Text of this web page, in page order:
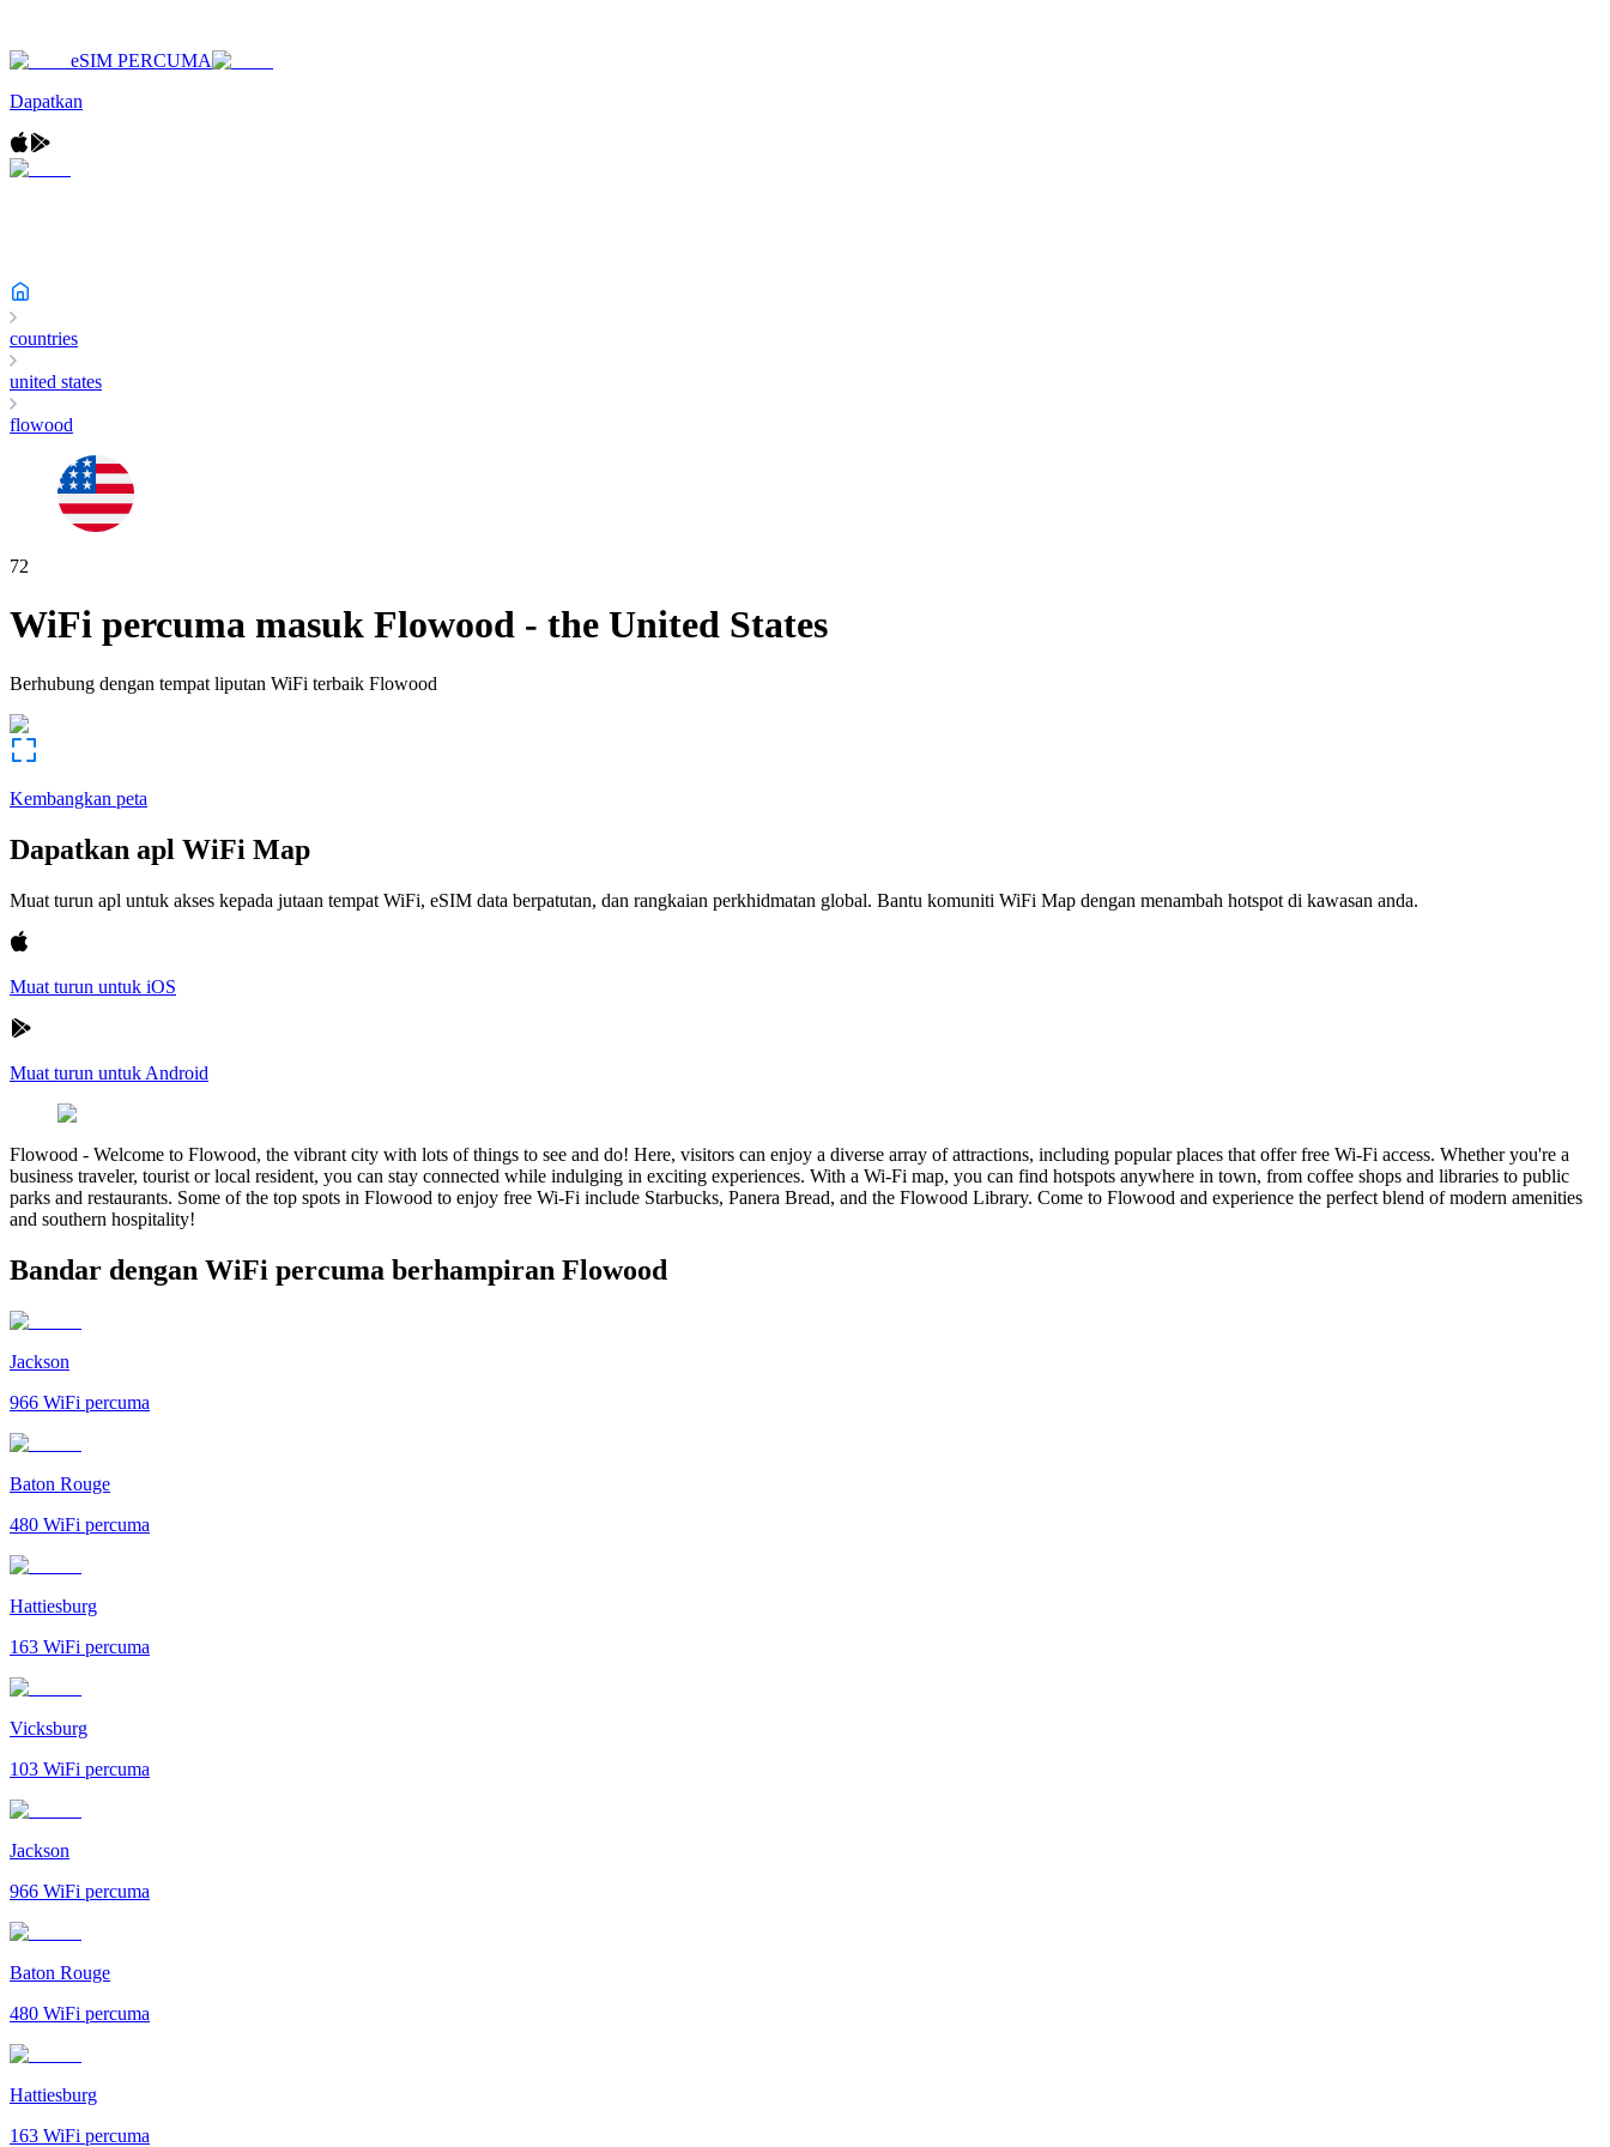
eSIM PERCUMA
Dapatkan
countries
united states
flowood
72
WiFi percuma masuk Flowood - the United States
Berhubung dengan tempat liputan WiFi terbaik Flowood
Kembangkan peta
Dapatkan apl WiFi Map
Muat turun apl untuk akses kepada jutaan tempat WiFi, eSIM data berpatutan, dan rangkaian perkhidmatan global. Bantu komuniti WiFi Map dengan menambah hotspot di kawasan anda.
Muat turun untuk iOS
Muat turun untuk Android
Flowood - Welcome to Flowood, the vibrant city with lots of things to see and do! Here, visitors can enjoy a diverse array of attractions, including popular places that offer free Wi-Fi access. Whether you're a
business traveler, tourist or local resident, you can stay connected while indulging in exciting experiences. With a Wi-Fi map, you can find hotspots anywhere in town, from coffee shops and libraries to public
parks and restaurants. Some of the top spots in Flowood to enjoy free Wi-Fi include Starbucks, Panera Bread, and the Flowood Library. Come to Flowood and experience the perfect blend of modern amenities
and southern hospitality!
Bandar dengan WiFi percuma berhampiran Flowood
Jackson
966 WiFi percuma
Baton Rouge
480 WiFi percuma
Hattiesburg
163 WiFi percuma
Vicksburg
103 WiFi percuma
Jackson
966 WiFi percuma
Baton Rouge
480 WiFi percuma
Hattiesburg
163 WiFi percuma